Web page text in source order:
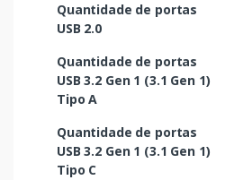
Quantidade de portas
USB 2.0
Quantidade de portas
USB 3.2 Gen 1 (3.1 Gen 1)
Tipo A
Quantidade de portas
USB 3.2 Gen 1 (3.1 Gen 1)
Tipo C